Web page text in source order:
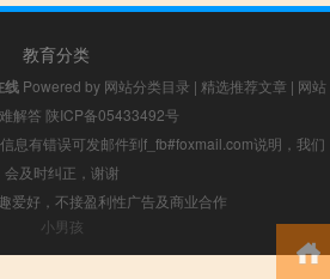
教育分类
线 Powered by 网站分类目录 | 精选推荐文章 | 网站
解答 陕ICP备05433492号
息有错误可发邮件到f_fb#foxmail.com说明，我们
会及时纠正，谢谢
爱好，不接盈利性广告及商业合作
小男孩